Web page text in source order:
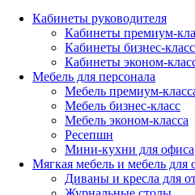
Кабинеты руководителя
Кабинеты премиум-
Кабинеты бизнес-
Кабинеты эконом-
Мебель для персонала
Мебель премиум-
Мебель бизнес-класс
Мебель эконом-класса
Ресепшн
Мини-кухни для офиса
Мягкая мебель и мебель для
Диваны и кресла для